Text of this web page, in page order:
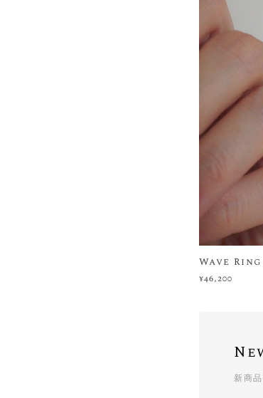
Wave Ring
¥46,200
新商